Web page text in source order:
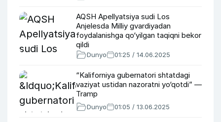
AQSH Apellyatsiya sudi Los
Anjelesda Milliy gvardiyadan
foydalanishga qo‘yilgan taqiqni bekor
qildi
Dunyo 01:25 / 14.06.2025
“Kaliforniya gubernatori shtatdagi
vaziyat ustidan nazoratni yo‘qotdi” —
Tramp
Dunyo 01:05 / 13.06.2025